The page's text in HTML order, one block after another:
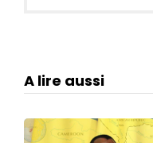
A lire aussi